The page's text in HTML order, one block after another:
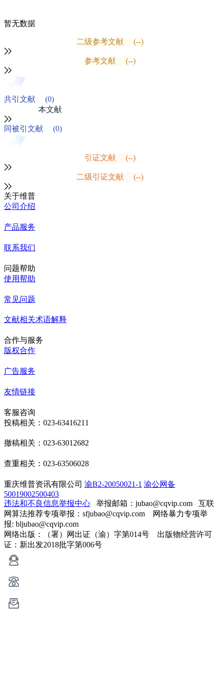
暂无数据
二级参考文献 (--)
参考文献 (--)
共引文献
(0)
本文献
同被引文献 (0)
引证文献 (--)
二级引证文献 (--)
关于维普
公司介绍
产品服务
联系我们
问题帮助
使用帮助
常见问题
文献相关术语解释
合作与服务
版权合作
广告服务
友情链接
客服咨询
投稿相关：023-63416211
撤稿相关：023-63012682
查重相关：023-63506028
重庆维普资讯有限公司 渝B2-20050021-1 渝公网备
50019002500403
违法和不良信息举报中心 举报邮箱：jubao@cqvip.com 互联
网算法推荐专项举报：sfjubao@cqvip.com 网络暴力专项举
报: bljubao@cqvip.com
网络出版：（署）网出证（渝）字第014号 出版物经营许可
证：新出发2018批字第006号